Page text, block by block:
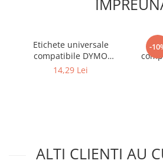
Etichete universale
compatibile DYMO
LabelWriter 11355 19 x 51
14,29 Lei
-
ALTI CLIENTI AU